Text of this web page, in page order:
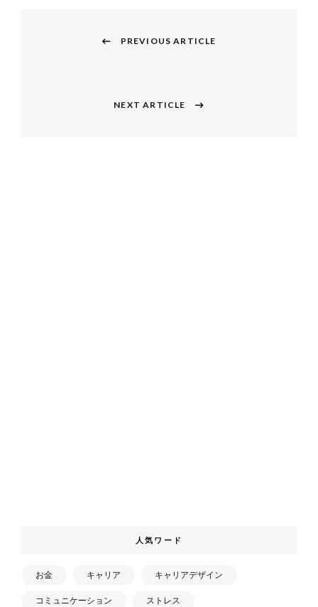
PREVIOUS ARTICLE
NEXT ARTICLE
人気ワード
お金 キャリア キャリアデザイン
コミュニケーション ストレス